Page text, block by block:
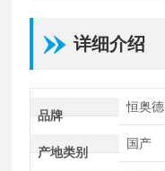
详细介绍
品牌
恒奥德
产地类别
国产